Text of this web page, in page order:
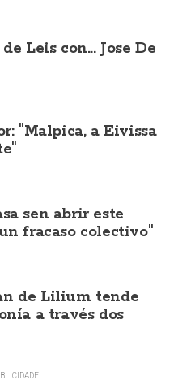
Leis con... Jose De
"Malpica, a Eivissa
sen abrir este
fracaso colectivo"
de Lilium tende
a través dos